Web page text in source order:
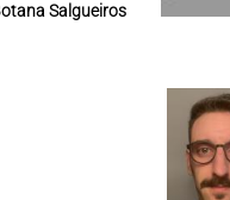
Salgueiros